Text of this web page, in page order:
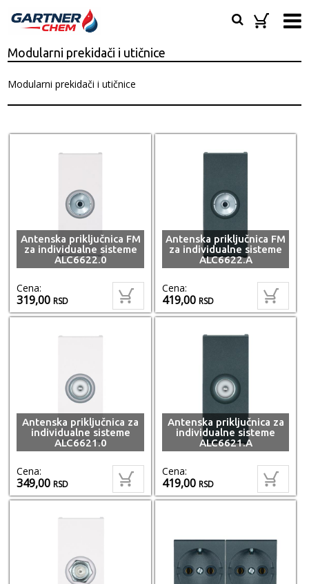
Modularni prekidači i utičnice
Modularni prekidači i utičnice
Antenska priključnica FM
za individualne sisteme
ALC6622.0
Cena:
319,00RSD
Antenska priključnica FM
za individualne sisteme
ALC6622.A
Cena:
419,00RSD
Antenska priključnica za
individualne sisteme
ALC6621.0
Cena:
349,00RSD
Antenska priključnica za
individualne sisteme
ALC6621.A
Cena:
419,00RSD